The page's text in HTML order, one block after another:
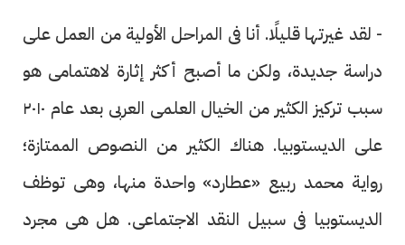
- لقد غيرتها قليلًا. أنا فى المراحل الأولية من العمل على
دراسة جديدة، ولكن ما أصبح أكثر إثارة لاهتمامى هو
سبب تركيز الكثير من الخيال العلمى العربى بعد عام ٢٠١٠
على الديستوبيا. هناك الكثير من النصوص الممتازة؛
رواية محمد ربيع «عطارد» واحدة منها، وهى توظف
الديستوبيا فى سبيل النقد الاجتماعى. هل هى مجرد